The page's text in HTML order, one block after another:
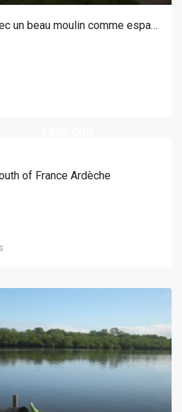
tres rentable hotel avec un beau moulin comme espace de vie
of France Ardèche